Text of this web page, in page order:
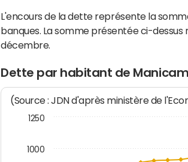
L'encours de la dette représente la
banques. La somme présentée ci-dessus
décembre.
Dette par habitant de
(Source : JDN d'après ministère de
1000
1250